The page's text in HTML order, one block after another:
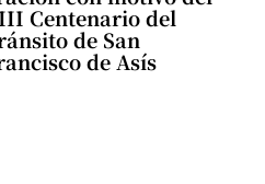
Centenario del
de San
de Asís